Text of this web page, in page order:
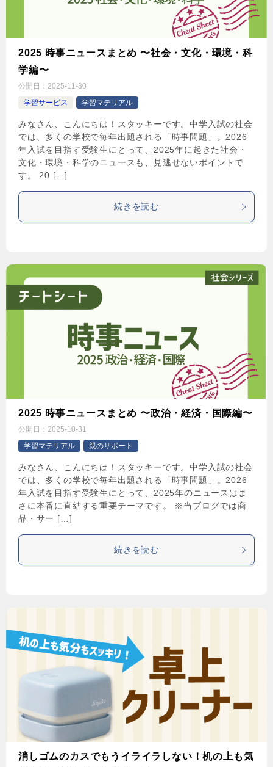
2025 時事ニュースまとめ 〜社会・文化・環境・科
学編〜
公開日： 2025-11-30
学習サービス
学習マテリアル
みなさん、こんにちは！スタッキーです。中学入試の社会
では、多くの学校で毎年出題される「時事問題」。2026
年入試を目指す受験生にとって、2025年に起きた社会・
文化・環境・科学のニュースも、見逃せないポイントで
す。 20 […]
続きを読む
2025 時事ニュースまとめ 〜政治・経済・国際編〜
公開日： 2025-10-31
学習マテリアル
親のサポート
みなさん、こんにちは！スタッキーです。中学入試の社会
では、多くの学校で毎年出題される「時事問題」。2026
年入試を目指す受験生にとって、2025年のニュースはま
さに本番に直結する重要テーマです。 ※当ブログでは商
品・サー […]
続きを読む
消しゴムのカスでもうイライラしない！机の上も気